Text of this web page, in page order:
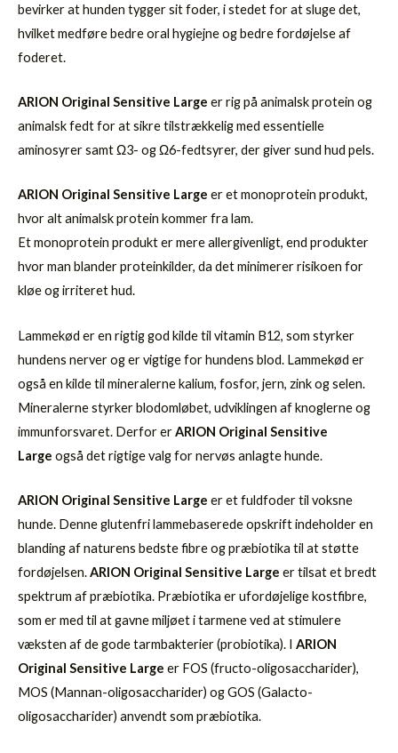
bevirker at hunden tygger sit foder, i stedet for at sluge det,
hvilket medføre bedre oral hygiejne og bedre fordøjelse af
foderet.
ARION Original Sensitive Large er rig på animalsk protein og
animalsk fedt for at sikre tilstrækkelig med essentielle
aminosyrer samt Ω3- og Ω6-fedtsyrer, der giver sund hud pels.
ARION Original Sensitive Large er et monoprotein produkt,
hvor alt animalsk protein kommer fra lam.
Et monoprotein produkt er mere allergivenligt, end produkter
hvor man blander proteinkilder, da det minimerer risikoen for
kløe og irriteret hud.
Lammekød er en rigtig god kilde til vitamin B12, som styrker
hundens nerver og er vigtige for hundens blod. Lammekød er
også en kilde til mineralerne kalium, fosfor, jern, zink og selen.
Mineralerne styrker blodomløbet, udviklingen af knoglerne og
immunforsvaret. Derfor erARION Original Sensitive
Large også det rigtige valg for nervøs anlagte hunde.
ARION Original Sensitive Large er et fuldfoder til voksne
hunde. Denne glutenfri lammebaserede opskrift indeholder en
blanding af naturens bedste fibre og præbiotika til at støtte
fordøjelsen.ARION Original Sensitive Large er tilsat et bredt
spektrum af præbiotika. Præbiotika er ufordøjelige kostfibre,
som er med til at gavne miljøet i tarmene ved at stimulere
væksten af de gode tarmbakterier (probiotika). I ARION
Original Sensitive Large er FOS (fructo-oligosaccharider),
MOS (Mannan-oligosaccharider) og GOS (Galacto-
oligosaccharider) anvendt som præbiotika.